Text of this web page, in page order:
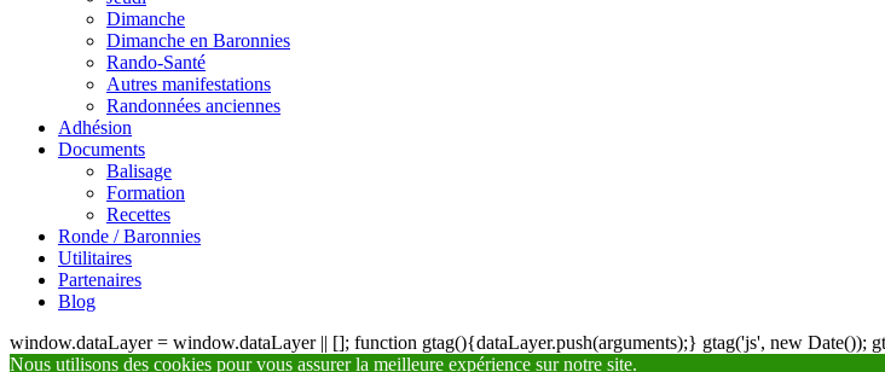
Dimanche
Dimanche en Baronnies
Rando-Santé
Autres manifestations
Randonnées anciennes
Adhésion
Documents
Balisage
Formation
Recettes
Ronde / Baronnies
Utilitaires
Partenaires
Blog
window.dataLayer = window.dataLayer || []; function gtag(){dataLayer.push(arguments);} gtag('js', new Date());
Nous utilisons des cookies pour vous assurer la meilleure expérience sur notre site.